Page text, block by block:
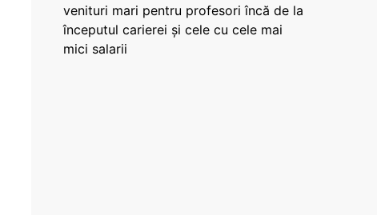
venituri mari pentru profesori încă de la
începutul carierei și cele cu cele mai
mici salarii